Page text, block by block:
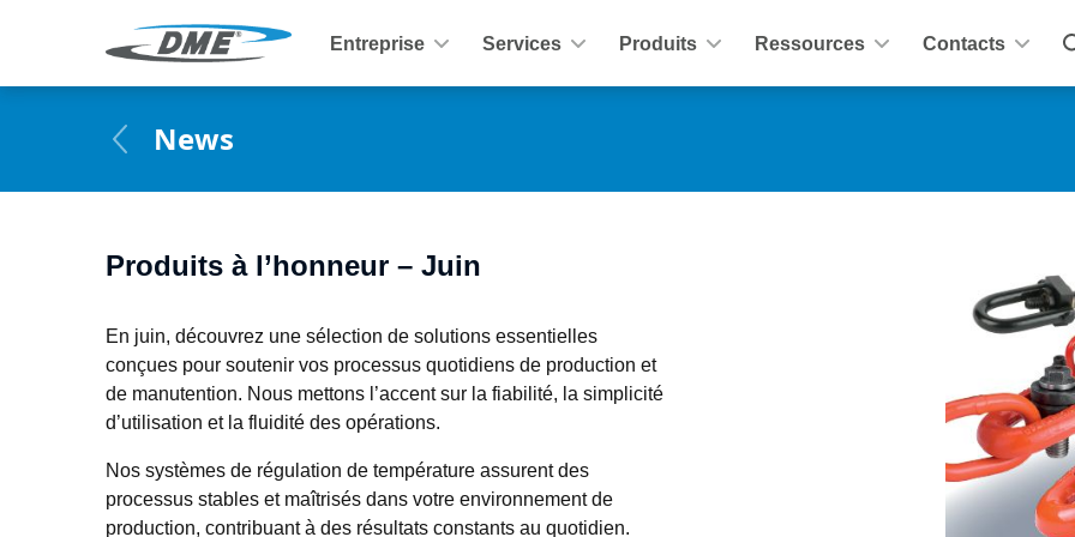
Entreprise Services Produits Ressources Contacts
News
Produits à l’honneur – Juin
En juin, découvrez une sélection de solutions essentielles
conçues pour soutenir vos processus quotidiens de production et
de manutention. Nous mettons l’accent sur la fiabilité, la simplicité
d’utilisation et la fluidité des opérations.
Nos systèmes de régulation de température assurent des
processus stables et maîtrisés dans votre environnement de
production, contribuant à des résultats constants au quotidien.